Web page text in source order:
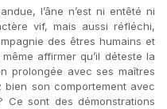
l’âne n’est ni entêté ni
vif, mais aussi réfléchi,
des êtres humains et
affirmer qu’il déteste la
prolongée avec ses maîtres
son comportement avec
Ce sont des démonstrations